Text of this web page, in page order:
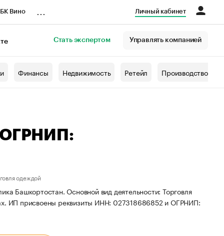
Вино Личный кабинет
Стать экспертом Управлять компанией
Финансы Недвижимость Ретейл Производство
ОГРНИП:
одеждой
Башкортостан. Основной вид деятельности: Торговля
ИП присвоены реквизиты ИНН: 027318686852 и ОГРНИП: